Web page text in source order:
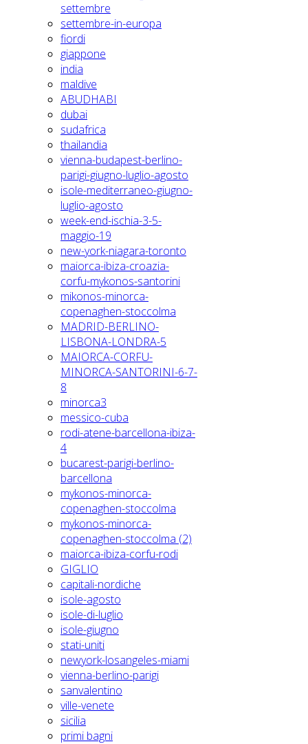
settembre
settembre-in-europa
fiordi
giappone
india
maldive
ABUDHABI
dubai
sudafrica
thailandia
vienna-budapest-berlino-
parigi-giugno-luglio-agosto
isole-mediterraneo-giugno-
luglio-agosto
week-end-ischia-3-5-
maggio-19
new-york-niagara-toronto
maiorca-ibiza-croazia-
corfu-mykonos-santorini
mikonos-minorca-
copenaghen-stoccolma
MADRID-BERLINO-
LISBONA-LONDRA-5
MAIORCA-CORFU-
MINORCA-SANTORINI-6-7-
8
minorca3
messico-cuba
rodi-atene-barcellona-ibiza-
4
bucarest-parigi-berlino-
barcellona
mykonos-minorca-
copenaghen-stoccolma
mykonos-minorca-
copenaghen-stoccolma (2)
maiorca-ibiza-corfu-rodi
GIGLIO
capitali-nordiche
isole-agosto
isole-di-luglio
isole-giugno
stati-uniti
newyork-losangeles-miami
vienna-berlino-parigi
sanvalentino
ville-venete
sicilia
primi bagni